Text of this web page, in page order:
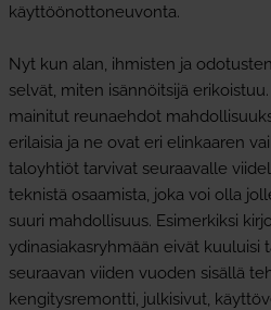
käyttöönottoneuvonta.
Nyt kun alan, ihmisten ja
selvät, miten isännöitsijä
mainitut reunaehdot
erilaisia ja ne ovat eri elinkaaren
taloyhtiöt tarvivat seuraavalle
teknistä osaamista, joka voi olla
suuri mahdollisuus. Esimerkiksi
ydinasiakasryhmään eivät kuuluisi
seuraavan viiden vuoden sisällä
kengitysremontti, julkisivut,